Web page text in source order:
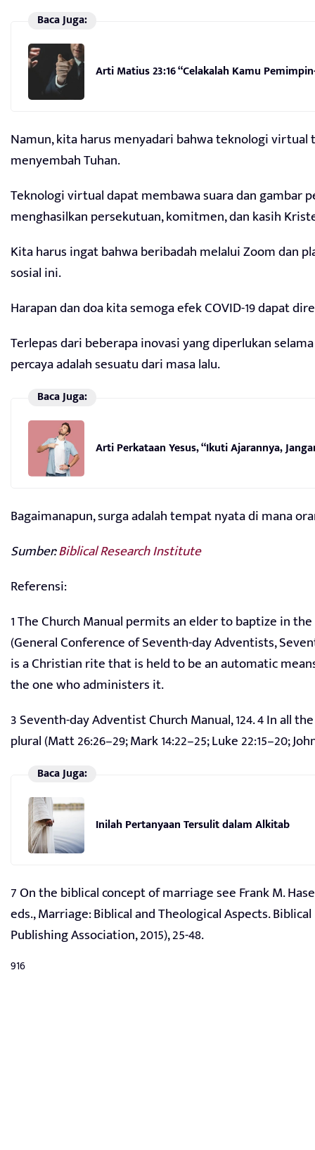
Baca Juga:
Arti Matius 23:16 “Celakalah Kamu
Namun, kita harus menyadari bahwa teknologi
menyembah Tuhan.
Teknologi virtual dapat membawa suara dan gambar
menghasilkan persekutuan, komitmen, dan kasih
Kita harus ingat bahwa beribadah melalui Zoom dan
sosial ini.
Harapan dan doa kita semoga efek COVID-19 dapat
Terlepas dari beberapa inovasi yang diperlukan
percaya adalah sesuatu dari masa lalu.
Baca Juga:
Arti Perkataan Yesus, “Ikuti Ajarannya,
Bagaimanapun, surga adalah tempat nyata di mana
Sumber:Biblical Research Institute
Referensi:
1 The Church Manual permits an elder to baptize in
(General Conference of Seventh-day Adventists,
is a Christian rite that is held to be an automatic
the one who administers it.
3 Seventh-day Adventist Church Manual, 124. 4 In all
plural (Matt 26:26–29; Mark 14:22–25; Luke 22:15–20;
Baca Juga:
Inilah Pertanyaan Tersulit dalam Alkitab
7 On the biblical concept of marriage see Frank M.
eds., Marriage: Biblical and Theological Aspects.
Publishing Association, 2015), 25-48.
916